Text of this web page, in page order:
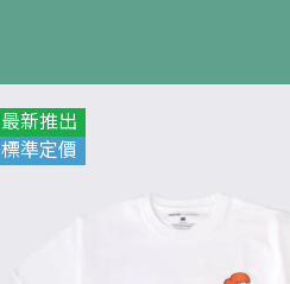
最新推出
標準定價